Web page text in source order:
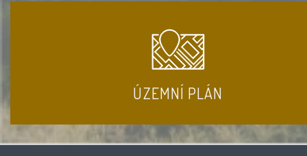
ÚZEMNÍ PLÁN